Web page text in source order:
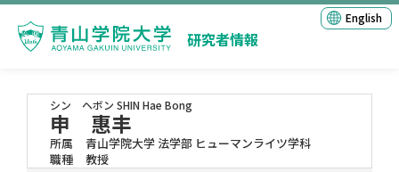
研究者情報
English
シン ヘボン SHIN Hae Bong
申 惠丰
所属
青山学院大学 法学部 ヒューマンライツ学科
職種
教授